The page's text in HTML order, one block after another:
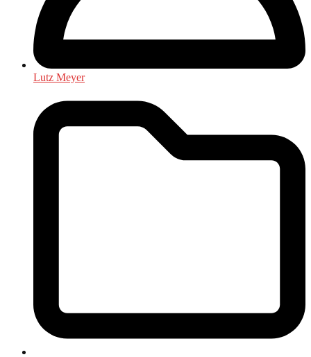
Lutz Meyer